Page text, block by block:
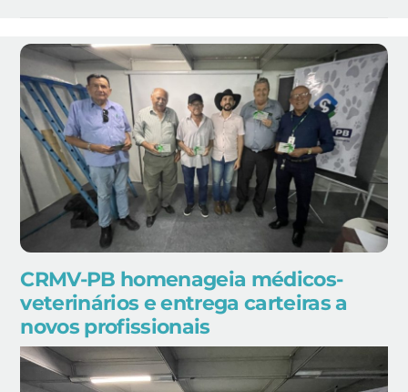
CRMV-PB homenageia médicos-
veterinários e entrega carteiras a
novos profissionais